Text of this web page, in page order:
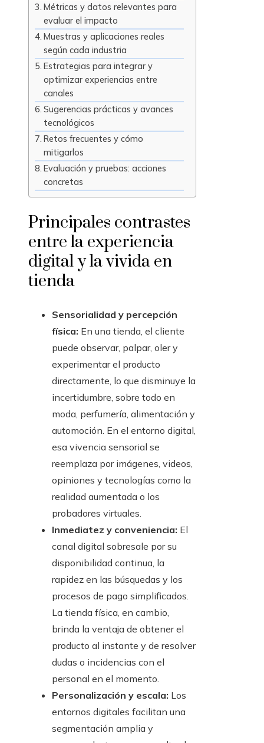
Métricas y datos relevantes para
evaluar el impacto
Muestras y aplicaciones reales
según cada industria
Estrategias para integrar y
optimizar experiencias entre
canales
Sugerencias prácticas y avances
tecnológicos
Retos frecuentes y cómo
mitigarlos
Evaluación y pruebas: acciones
concretas
Principales contrastes
entre la experiencia
digital y la vivida en
tienda
Sensorialidad y percepción
física: En una tienda, el cliente
puede observar, palpar, oler y
experimentar el producto
directamente, lo que disminuye la
incertidumbre, sobre todo en
moda, perfumería, alimentación y
automoción. En el entorno digital,
esa vivencia sensorial se
reemplaza por imágenes, videos,
opiniones y tecnologías como la
realidad aumentada o los
probadores virtuales.
Inmediatez y conveniencia: El
canal digital sobresale por su
disponibilidad continua, la
rapidez en las búsquedas y los
procesos de pago simplificados.
La tienda física, en cambio,
brinda la ventaja de obtener el
producto al instante y de resolver
dudas o incidencias con el
personal en el momento.
Personalización y escala: Los
entornos digitales facilitan una
segmentación amplia y